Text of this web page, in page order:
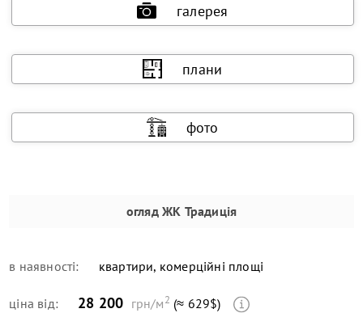
галерея
плани
фото
оглядЖК Традиція
в наявності: квартири, комерційні площі
ціна від: 28 200 грн/м2 (≈ 629$)